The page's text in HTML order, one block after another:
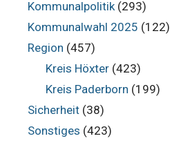
Kommunalpolitik(293)
Kommunalwahl 2025 (122)
Region (457)
Kreis Höxter(423)
Kreis Paderborn (199)
Sicherheit (38)
Sonstiges (423)